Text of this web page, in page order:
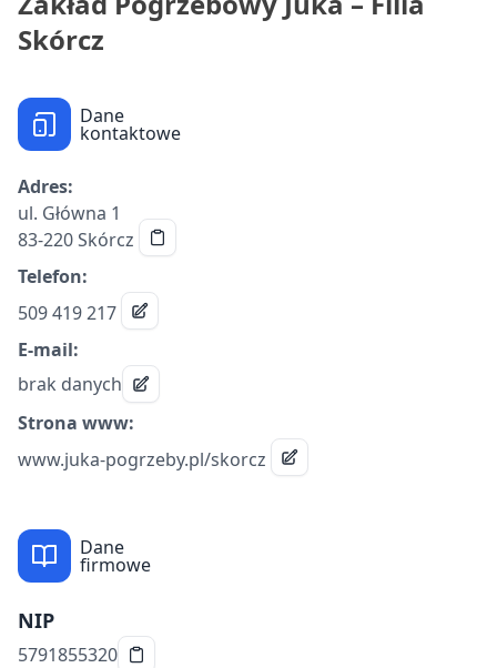
Skórcz
Dane
kontaktowe
Adres:
ul. Główna 1
83-220 Skórcz
Telefon:
509 419 217
E-mail:
brak danych
Strona www:
www.juka-pogrzeby.pl/skorcz
Dane
firmowe
NIP
5791855320